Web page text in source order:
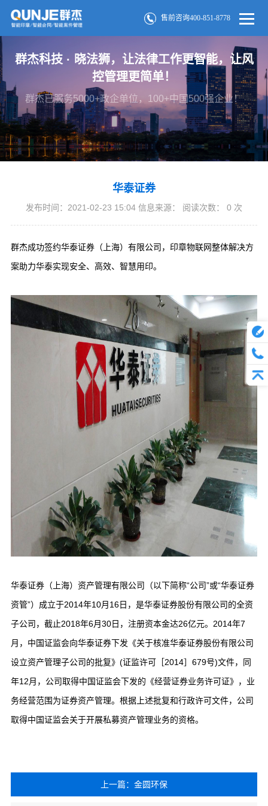
售前咨询400-851-8778
群杰科技 · 晓法狮，让法律工作更智能，让风
控管理更简单！
群杰已服务5000+政企单位，100+中国500强企业！
华泰证券
发布时间：2021-02-23 15:04 信息来源： 阅读次数： 0 次
群杰成功签约华泰证券（上海）有限公司，印章物联网整体解决方
案助力华泰实现安全、高效、智慧用印。
华泰证券（上海）资产管理有限公司（以下简称“公司”或“华泰证券
资管”）成立于2014年10月16日，是华泰证券股份有限公司的全资
子公司，截止2018年6月30日，注册资本金达26亿元。2014年7
月，中国证监会向华泰证券下发《关于核准华泰证券股份有限公司
设立资产管理子公司的批复》(证监许可［2014］679号)文件，同
年12月，公司取得中国证监会下发的《经营证券业务许可证》，业
务经营范围为证券资产管理。根据上述批复和行政许可文件，公司
取得中国证监会关于开展私募资产管理业务的资格。
上一篇：金圆环保